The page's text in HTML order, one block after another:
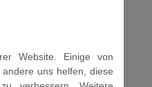
Website. Einige von
uns helfen, diese